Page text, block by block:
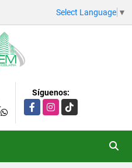
Select Language ▼
Síguenos:
FacebookInstagram
TikTok